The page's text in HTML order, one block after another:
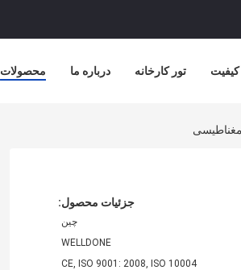
محصولات درباره ما تور کارخانه کیفیت
جزئیات محصول:
چین
WELLDONE
CE, ISO 9001: 2008, ISO 10004